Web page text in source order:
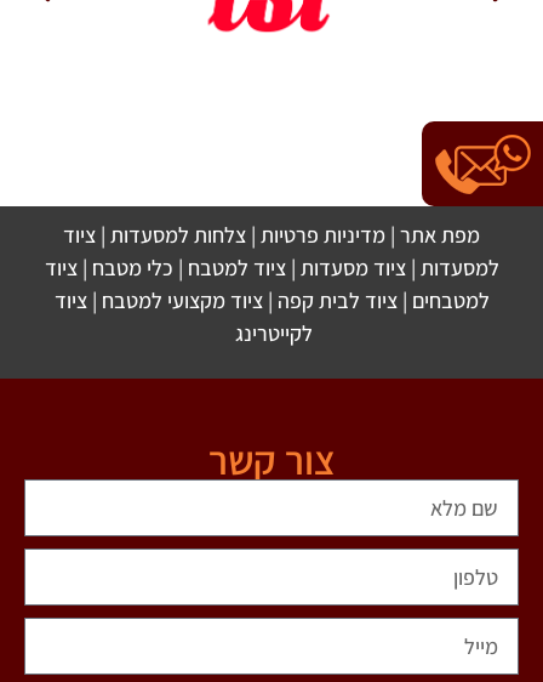
מפת אתר | מדיניות פרטיות | צלחות למסעדות | ציוד
למסעדות |ציוד מסעדות |ציוד למטבח | כלי מטבח |ציוד
למטבחים |ציוד לבית קפה |ציוד מקצועי למטבח |ציוד
לקייטרינג
צור קשר